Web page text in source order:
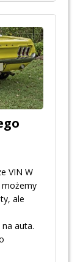
VIN W
możemy
ale
auta.